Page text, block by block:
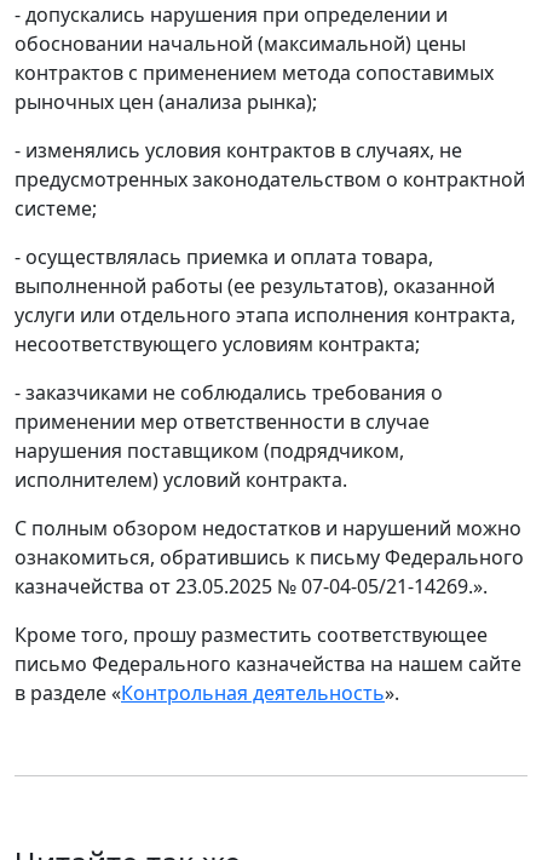
- допускались нарушения при определении и
обосновании начальной (максимальной) цены
контрактов с применением метода сопоставимых
рыночных цен (анализа рынка);
- изменялись условия контрактов в случаях, не
предусмотренных законодательством о контрактной
системе;
- осуществлялась приемка и оплата товара,
выполненной работы (ее результатов), оказанной
услуги или отдельного этапа исполнения контракта,
несоответствующего условиям контракта;
- заказчиками не соблюдались требования о
применении мер ответственности в случае
нарушения поставщиком (подрядчиком,
исполнителем) условий контракта.
С полным обзором недостатков и нарушений можно
ознакомиться, обратившись к письму Федерального
казначейства от 23.05.2025 № 07-04-05/21-14269.».
Кроме того, прошу разместить соответствующее
письмо Федерального казначейства на нашем сайте
в разделе «Контрольная деятельность».